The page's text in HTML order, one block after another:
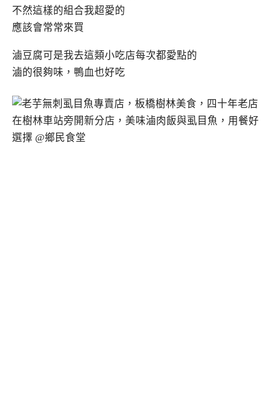
不然這樣的組合我超愛的
應該會常常來買
滷豆腐可是我去這類小吃店每次都愛點的
滷的很夠味，鴨血也好吃